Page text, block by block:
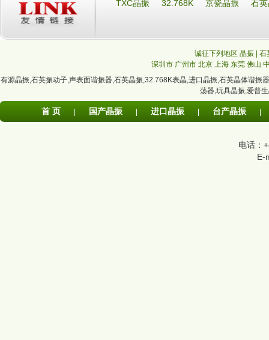
TXC晶振 32.768K 京瓷晶振 石
诚征下列地区 晶振 |
深圳市 广州市 北京 上海 东莞 佛山
有源晶振,石英振动子,声表面谐振器,石英晶振,32.768K表晶,进口晶振,石英晶体谐振器
荡器,玩具晶振,爱普
首 页 国产晶振 进口晶振 台产晶振
电话：
E-